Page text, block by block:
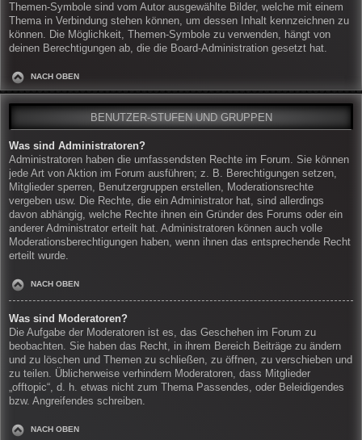
Themen-Symbole sind vom Autor ausgewählte Bilder, welche mit einem
Thema in Verbindung stehen können, um dessen Inhalt kennzeichnen zu
können. Die Möglichkeit, Themen-Symbole zu verwenden, hängt von
deinen Berechtigungen ab, die die Board-Administration gesetzt hat.
NACH OBEN
BENUTZER-STUFEN UND GRUPPEN
Was sind Administratoren?
Administratoren haben die umfassendsten Rechte im Forum. Sie können
jede Art von Aktion im Forum ausführen; z. B. Berechtigungen setzen,
Mitglieder sperren, Benutzergruppen erstellen, Moderationsrechte
vergeben usw. Die Rechte, die ein Administrator hat, sind allerdings
davon abhängig, welche Rechte ihnen ein Gründer des Forums oder ein
anderer Administrator erteilt hat. Administratoren können auch volle
Moderationsberechtigungen haben, wenn ihnen das entsprechende Recht
erteilt wurde.
NACH OBEN
Was sind Moderatoren?
Die Aufgabe der Moderatoren ist es, das Geschehen im Forum zu
beobachten. Sie haben das Recht, in ihrem Bereich Beiträge zu ändern
und zu löschen und Themen zu schließen, zu öffnen, zu verschieben und
zu teilen. Üblicherweise verhindern Moderatoren, dass Mitglieder
„offtopic“, d. h. etwas nicht zum Thema Passendes, oder Beleidigendes
bzw. Angreifendes schreiben.
NACH OBEN